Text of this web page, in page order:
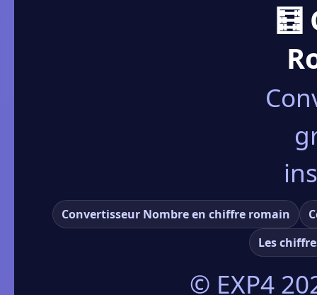
🧮
Convertisseur Nombre en chiffre romain
Les
© EXP4